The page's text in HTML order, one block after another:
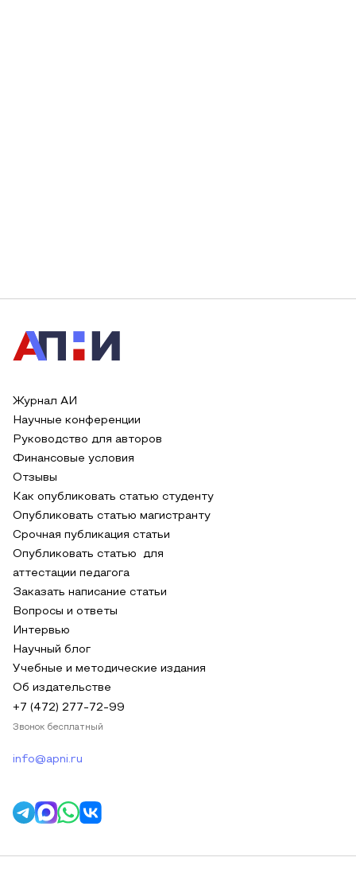
Журнал АИ
Научные конференции
Руководство для авторов
Финансовые условия
Отзывы
Как опубликовать статью студенту
Опубликовать статью магистранту
Срочная публикация статьи
Опубликовать статью для
аттестации педагога
Заказать написание статьи
Вопросы и ответы
Интервью
Научный блог
Учебные и методические издания
Об издательстве
+7 (472) 277-72-99
Звонок бесплатный
info@apni.ru